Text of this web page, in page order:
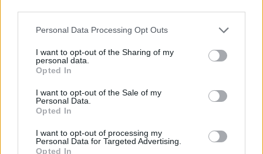
Personal Data Processing Opt Outs
I want to opt-out of the Sharing of my
personal data.
Opted In
I want to opt-out of the Sale of my
Personal Data.
Opted In
I want to opt-out of processing my
Personal Data for Targeted Advertising.
Opted In
portante e abilitante per l’attuazione della transizione e il
conseguimento degli obiettivi di decarbonizzazione, sicurezza
energetica e sostenibilità; in quest’ottica, dalle utilities può arrivare
sicurezza delle reti elettriche, la riconversione tecnologica delle
reti gas volta alla gestione dei nuovi green gas e l’integrazione tra
Anche l’efficienza energetica gioca un ruolo rilevante nel